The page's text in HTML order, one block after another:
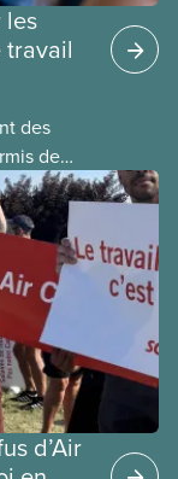
les
travail
des
de
d’Air